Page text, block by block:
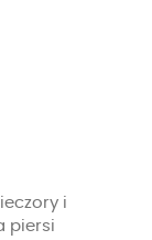
i
piersi